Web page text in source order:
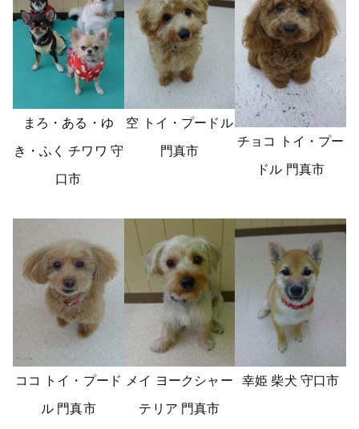
まろ・ある・ゆ
き・ふく チワワ 守
口市
空 トイ・プードル
門真市
チョコ トイ・プー
ドル 門真市
ココ トイ・プード
ル 門真市
メイ ヨークシャー
テリア 門真市
幸姫 柴犬 守口市